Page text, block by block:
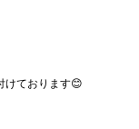
けております😊